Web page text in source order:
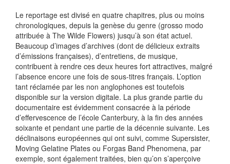
Le reportage est divisé en quatre chapitres, plus ou moins
chronologiques, depuis la genèse du genre (grosso modo
attribuée à The Wilde Flowers) jusqu’à son état actuel.
Beaucoup d’images d’archives (dont de délicieux extraits
d’émissions françaises), d’entretiens, de musique,
contribuent à rendre ces deux heures fort attractives, malgré
l’absence encore une fois de sous-titres français. L’option
tant réclamée par les non anglophones est toutefois
disponible sur la version digitale. La plus grande partie du
documentaire est évidemment consacrée à la période
d’effervescence de l’école Canterbury, à la fin des années
soixante et pendant une partie de la décennie suivante. Les
déclinaisons européennes qui ont suivi, comme Supersister,
Moving Gelatine Plates ou Forgas Band Phenomena, par
exemple, sont également traitées, bien qu’on s’aperçoive